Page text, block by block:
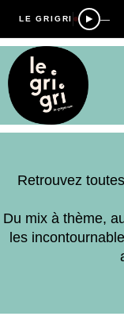
LE GRIGRI —
Retrouvez
Du mix à thème,
les